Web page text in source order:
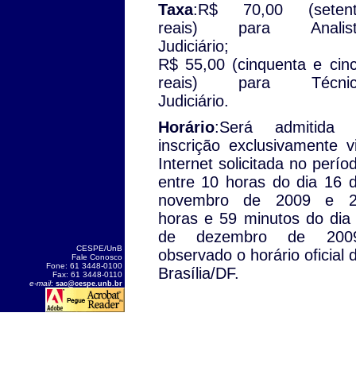
Taxa:R$ 70,00
reais) para
Judiciário;
R$ 55,00 (cinquenta e
reais) para
Judiciário.
Horário:Será admitida
inscrição exclusivamente
Internet solicitada no
entre 10 horas do dia 16
novembro de 2009 e
horas e 59 minutos do dia
de dezembro de
observado o horário oficial
Brasília/DF.
CESPE/UnB
Fale Conosco
Fone: 61 3448-0100
Fax: 61 3448-0110
e-mail: sac@cespe.unb.br